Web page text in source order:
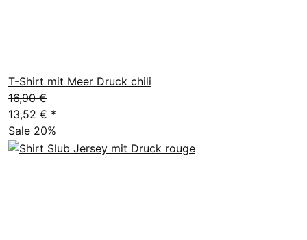
T-Shirt mit Meer Druck chili
16,90 €
13,52 € *
Sale 20%